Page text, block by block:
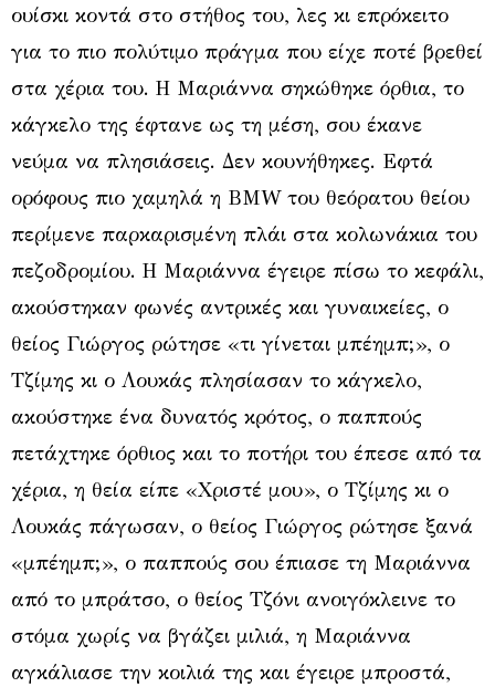
ουίσκι κοντά στο στήθος του, λες κι επρόκειτο
για το πιο πολύτιμο πράγμα που είχε ποτέ βρεθεί
στα χέρια του. Η Μαριάννα σηκώθηκε όρθια, το
κάγκελο της έφτανε ως τη μέση, σου έκανε
νεύμα να πλησιάσεις. Δεν κουνήθηκες. Εφτά
ορόφους πιο χαμηλά η BMW του θεόρατου θείου
περίμενε παρκαρισμένη πλάι στα κολωνάκια του
πεζοδρομίου. Η Μαριάννα έγειρε πίσω το κεφάλι,
ακούστηκαν φωνές αντρικές και γυναικείες, ο
θείος Γιώργος ρώτησε «τι γίνεται μπέημπ;», ο
Τζίμης κι ο Λουκάς πλησίασαν το κάγκελο,
ακούστηκε ένα δυνατός κρότος, ο παππούς
πετάχτηκε όρθιος και το ποτήρι του έπεσε από τα
χέρια, η θεία είπε «Χριστέ μου», ο Τζίμης κι ο
Λουκάς πάγωσαν, ο θείος Γιώργος ρώτησε ξανά
«μπέημπ;», ο παππούς σου έπιασε τη Μαριάννα
από το μπράτσο, ο θείος Τζόνι ανοιγόκλεινε το
στόμα χωρίς να βγάζει μιλιά, η Μαριάννα
αγκάλιασε την κοιλιά της και έγειρε μπροστά,